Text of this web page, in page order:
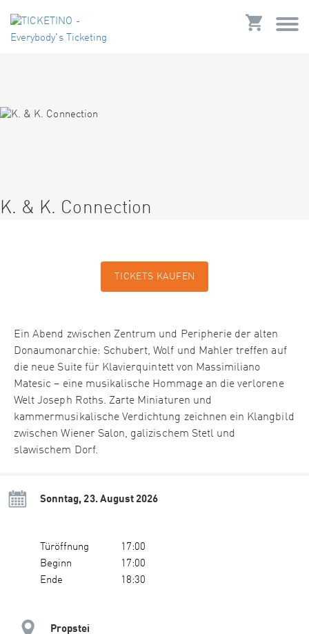
K. & K. Connection
TICKETS KAUFEN
Ein Abend zwischen Zentrum und Peripherie der alten
Donaumonarchie: Schubert, Wolf und Mahler treffen auf
die neue Suite für Klavierquintett von Massimiliano
Matesic – eine musikalische Hommage an die verlorene
Welt Joseph Roths. Zarte Miniaturen und
kammermusikalische Verdichtung zeichnen ein Klangbild
zwischen Wiener Salon, galizischem Stetl und
slawischem Dorf.
Sonntag, 23. August 2026
Türöffnung
17:00
Beginn
17:00
Ende
18:30
Propstei